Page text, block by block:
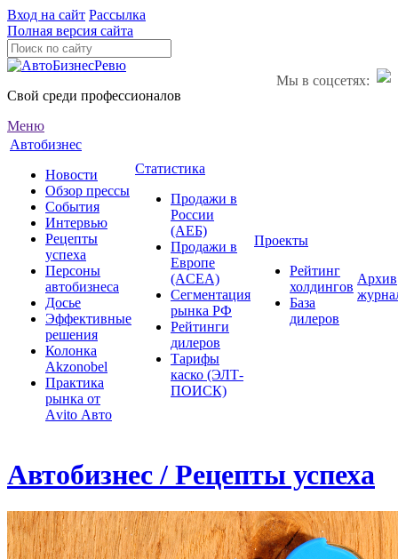
Вход на сайт Рассылка
Полная версия сайта
Мы в соцсетях:
Свой среди профессионалов
Меню
Автобизнес
Новости
Обзор прессы
События
Интервью
Рецепты
успеха
Персоны
автобизнеса
Досье
Эффективные
решения
Колонка
Akzonobel
Практика
рынка от
Аvito Авто
Статистика
Продажи в
России
(АЕБ)
Продажи в
Европе
(ACEA)
Сегментация
рынка РФ
Рейтинги
дилеров
Тарифы
каско (ЭЛТ-
ПОИСК)
Проекты
Рейтинг
холдингов
База
дилеров
Архив
Автобизнес / Рецепты успеха